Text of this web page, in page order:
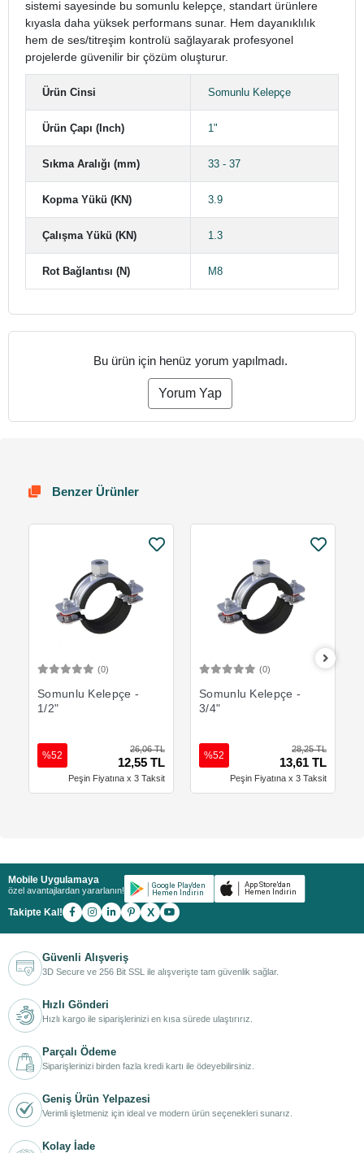
sistemi sayesinde bu somunlu kelepçe, standart ürünlere
kıyasla daha yüksek performans sunar. Hem dayanıklılık
hem de ses/titreşim kontrolü sağlayarak profesyonel
projelerde güvenilir bir çözüm oluşturur.
Ürün Cinsi Somunlu Kelepçe
Ürün Çapı (Inch) 1"
Sıkma Aralığı (mm) 33 - 37
Kopma Yükü (KN) 3.9
Çalışma Yükü (KN) 1.3
Rot Bağlantısı (N) M8
Bu ürün için henüz yorum yapılmadı.
Yorum Yap
Benzer Ürünler
(0)
Somunlu Kelepçe -
1/2"
26,06 TL
12,55 TL
%52
Peşin Fiyatına x 3 Taksit
(0)
Somunlu Kelepçe -
3/4"
28,25 TL
13,61 TL
%52
Peşin Fiyatına x 3 Taksit
Mobile Uygulamaya
özel avantajlardan yararlanın!
Takipte Kal! X
Güvenli Alışveriş
3D Secure ve 256 Bit SSL ile alışverişte tam güvenlik sağlar.
Hızlı Gönderi
Hızlı kargo ile siparişlerinizi en kısa sürede ulaştırırız.
Parçalı Ödeme
Siparişlerinizi birden fazla kredi kartı ile ödeyebilirsiniz.
Geniş Ürün Yelpazesi
Verimli işletmeniz için ideal ve modern ürün seçenekleri sunarız.
Kolay İade